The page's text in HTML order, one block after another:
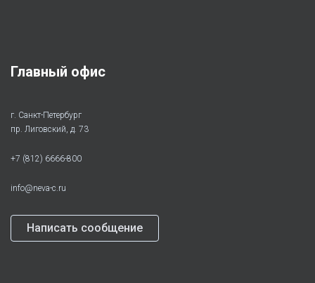
Главный офис
г. Санкт-Петербург
пр. Лиговский, д. 73
+7 (812) 6666-800
info@neva-c.ru
Написать сообщение